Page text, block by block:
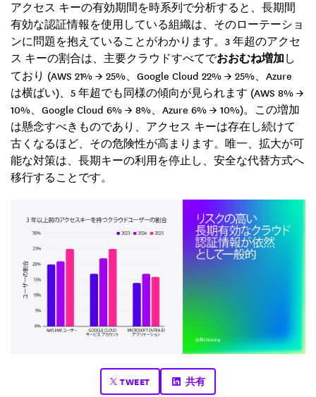
アクセス キーの有効期間を時系列で分析すると、長期間
有効な認証情報を使用している組織は、そのローテーショ
ンに問題を抱えていることがわかります。3 年超のアクセ
ス キーの割合は、主要クラウドすべてでおおむね増加 し
ており (AWS 21% → 25%、Google Cloud 22% → 25%、Azure
は横ばい)、5 年超でも同様の傾向が見られます (AWS 8% →
10%、Google Cloud 6% → 8%、Azure 6% → 10%)。この増加
は懸念すべきものであり、アクセス キーは存在し続けて
古くなるほど、その危険性が高まります。唯一、拡大が可
能な対策は、長期キーの利用を停止し、安全な代替方式へ
移行することです。
TWEET 共有